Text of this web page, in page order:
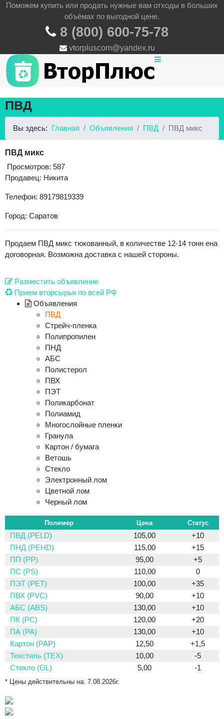
Поможем купить или продать нужные вам отходы в больших
объёмах по выгодной цене.
8 (800) 600-75-78
vtorpluscom@yandex.ru
ПВД
Вы здесь: Главная Объявления ПВД ПВД микс
ПВД микс
Просмотров: 587
Продавец: Никита
Телефон: 89179819339
Город: Саратов
Продаем ПВД микс тюкованный, в количестве 12-14 тонн ена
договорная. Возможна доставка с нашей стороны.
Разместить объявление
Прием вторсырья по всей РФ
Объявления
ПВД
Стрейч-пленка
Полипропилен
ПНД
АБС
Полистерол
ПВХ
ПЭТ
Поликарбонат
Полиамид
Многослойные пленки
Гранула
Картон / бумага
Ветошь
Стекло
Электронный лом
Цветной лом
Черный лом
Полимер Цена Статус
ПВД (PELD) 105,00
+10
ПНД (PEHD)
115,00
+15
ПП (PP)
95,00
+5
ПС (PS)
110,00
0
ПЭТ (PET)
100,00
+35
ПВХ (PVC)
90,00
+10
АБС (ABS)
130,00
+10
ПК (PC)
120,00
+20
ПА (PA)
130,00
+10
Картон (PAP)
12,50
+1,5
Текстиль (TEX)
10,00
-5
Стекло (GL)
5,00 -1
* Цены действительны на: 7.08.2026г.